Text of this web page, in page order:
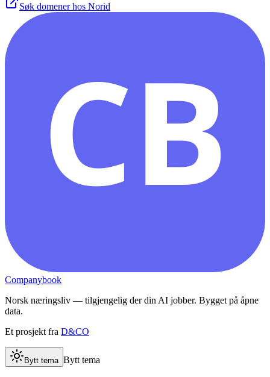
Søk domener hos Norid
CB
Companybook
Norsk næringsliv — tilgjengelig der din AI jobber. Bygget på åpne
data.
Et prosjekt fra D&CO
Bytt tema Bytt tema